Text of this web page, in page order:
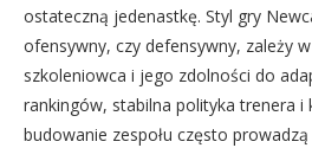
ostateczną jedenastkę. Styl gry
ofensywny, czy defensywny, zależy
szkoleniowca i jego zdolności do
rankingów, stabilna polityka trenera i
budowanie zespołu często